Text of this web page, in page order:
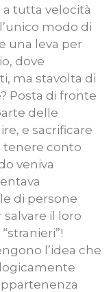
tutta velocità
modo di
una leva per
dove
ma stavolta di
Posta di fronte
delle
e sacrificare
tenere conto
veniva
di persone
salvare il loro
l’idea che